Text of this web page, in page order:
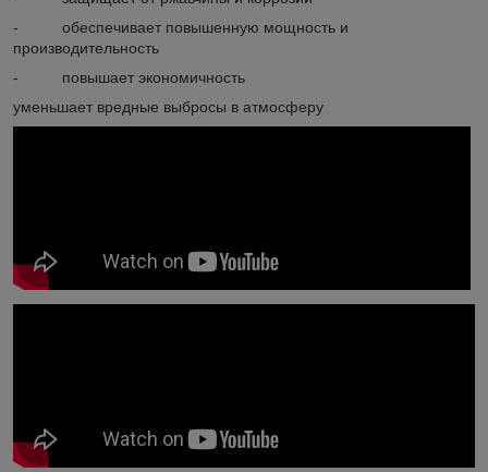
- обеспечивает повышенную мощность и
производительность
- повышает экономичность
уменьшает вредные выбросы в атмосферу